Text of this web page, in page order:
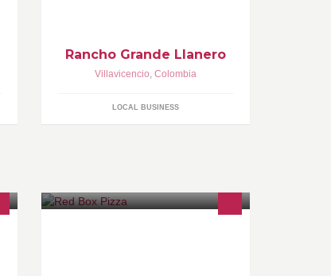
Rancho Grande Llanero
Villavicencio, Colombia
LOCAL BUSINESS